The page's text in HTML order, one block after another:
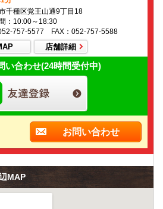
千種区覚王山通9丁目18
：10:00～18:30
757-5577 FAX：052-757-5588
店舗詳細
い合わせ(24時間受付中)
お問い合わせ
MAP